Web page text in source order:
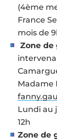
(4ème
France
mois de
Zone de
Madame
Lundi au
12h
Zone de